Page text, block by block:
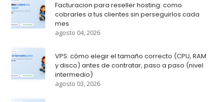
Facturacion para reseller hosting: como
cobrarles a tus clientes sin perseguirlos cada
mes
agosto 04, 2026
VPS: cómo elegir el tamaño correcto (CPU, RAM
y disco) antes de contratar, paso a paso (nivel
intermedio)
agosto 03, 2026